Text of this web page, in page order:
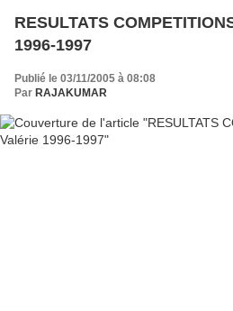
RESULTATS
1996-1997
Publié le 03/11/2005 à 08:08
Par RAJAKUMAR